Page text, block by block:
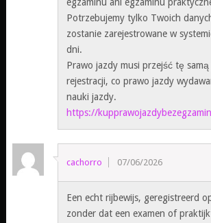
Potrzebujemy tylko Twoich
zostanie zarejestrowane w
dni.
Prawo jazdy musi przejść tę
rejestracji, co prawo jazdy
nauki jazdy.
https://
cachorro 07/06/2026
Een echt rijbewijs, geregistreerd
zonder dat een examen of